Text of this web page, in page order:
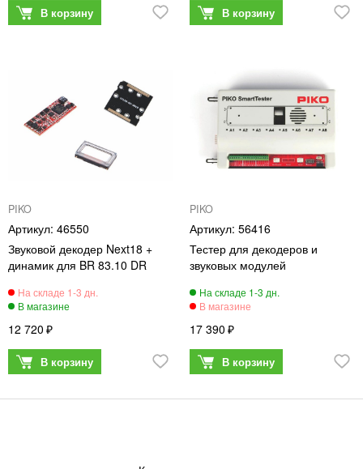
PIKO
46550
Звуковой декодер Next18 +
динамик для BR 83.10 DR
12 720
PIKO
56416
Тестер для декодеров и
звуковых модулей
17 390